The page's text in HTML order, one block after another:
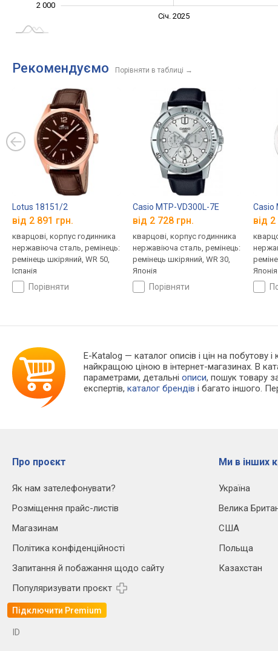
2 000
Січ. 2025
Рекомендуємо Порівняти в таблиці →
Lotus 18151/2
від 2 891 грн.
кварцові, корпус годинника
нержавіюча сталь, ремінець:
ремінець шкіряний, WR 50,
Іспанія
порівняти
Casio MTP-VD300L-7E
від 2 728 грн.
кварцові, корпус годинника
нержавіюча сталь, ремінець:
ремінець шкіряний, WR 30,
Японія
порівняти
Casio
від
Японія
E-Katalog — каталог описів і цін на побутову
найкращою ціною в інтернет-магазинах. В
параметрами, детальніописи, пошук товару
експертів,каталог брендів і багато іншого.
Про проєкт
Як нам зателефонувати?
Розміщення прайс-листів
Магазинам
Політика конфіденційності
Запитання й побажання щодо сайту
Популяризувати проєкт
Підключити Premium
Ми в інших
Україна
Велика
США
Польща
Казахстан
ID